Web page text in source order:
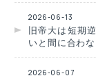
2026-06-13
旧帝大は短期
いと間に合わ
2026-06-07